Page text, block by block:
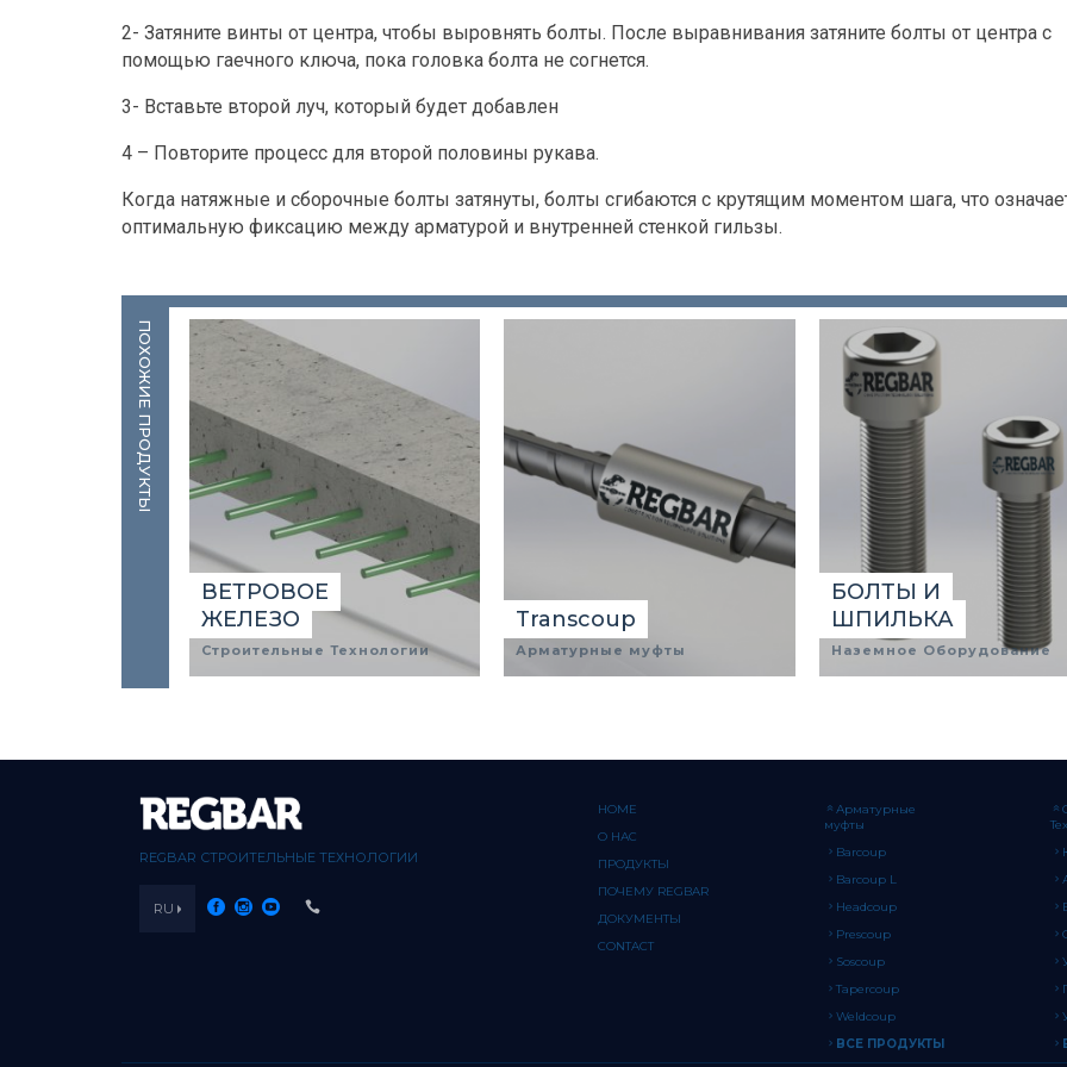
2- Затяните винты от центра, чтобы выровнять болты. После выравнивания затяните болты от центра с
помощью гаечного ключа, пока головка болта не согнется.
3- Вставьте второй луч, который будет добавлен
4 – Повторите процесс для второй половины рукава.
Когда натяжные и сборочные болты затянуты, болты сгибаются с крутящим моментом шага, что
оптимальную фиксацию между арматурой и внутренней стенкой гильзы.
ПОХОЖИЕ ПРОДУКТЫ
ВЕТРОВОЕ
ЖЕЛЕЗО
Строительные Технологии
Transcoup
Арматурные муфты
БОЛТЫ И
ШПИЛЬКА
Наземное Оборудование
REGBAR СТРОИТЕЛЬНЫЕ ТЕХНОЛОГИИ
RU
HOME
О НАС
ПРОДУКТЫ
ПОЧЕМУ REGBAR
ДОКУМЕНТЫ
CONTACT
Арматурные
муфты
Barcoup
Barcoup L
Headcoup
Prescoup
Soscoup
Tapercoup
Weldcoup
ВСЕ ПРОДУКТЫ